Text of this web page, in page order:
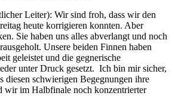
Leiter): Wir sind froh, dass wir den
heute korrigieren konnten. Aber
Sie haben uns alles abverlangt und noch
Unsere beiden Finnen haben
geleistet und die gegnerische
unter Druck gesetzt. Ich bin mir sicher,
diesen schwierigen Begegnungen ihre
wir im Halbfinale noch konzentrierter